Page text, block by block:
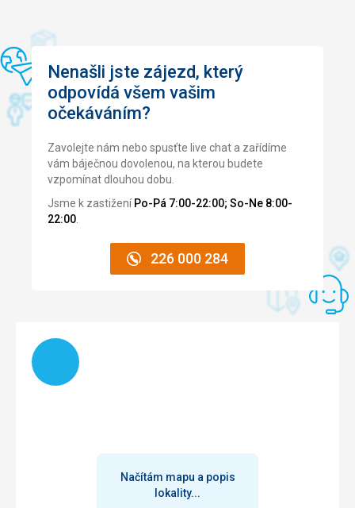
Pláž
Snadno dostupný z hotelu, celý areál je neustále
udržovaný.
Strava
Ubytování
Je to skvělé, ale pokud by to bylo možné, vybral bych si
Služby
Tato recenze byla přeložena automaticky přes Google
Nenašli jste zájezd, který
odpovídá všem vašim
očekáváním?
Zavolejte nám nebo spusťte live chat a zařídíme
vám báječnou dovolenou, na kterou budete
vzpomínat dlouhou dobu.
Jsme k zastižení Po-Pá 7:00-22:00; So-Ne 8:00-
22:00
226 000 284
Načítám
Načítám mapu a popis
lokality...